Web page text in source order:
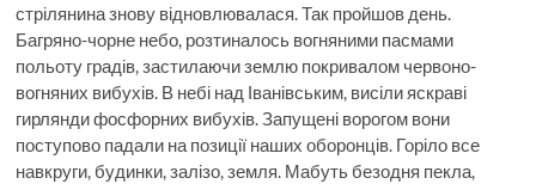
стрілянина знову відновлювалася. Так пройшов день.
Багряно-чорне небо, розтиналось вогняними пасмами
польоту градів, застилаючи землю покривалом червоно-
вогняних вибухів. В небі над Іванівським, висіли яскраві
гирлянди фосфорних вибухів. Запущені ворогом вони
поступово падали на позиції наших оборонців. Горіло все
навкруги, будинки, залізо, земля. Мабуть безодня пекла,